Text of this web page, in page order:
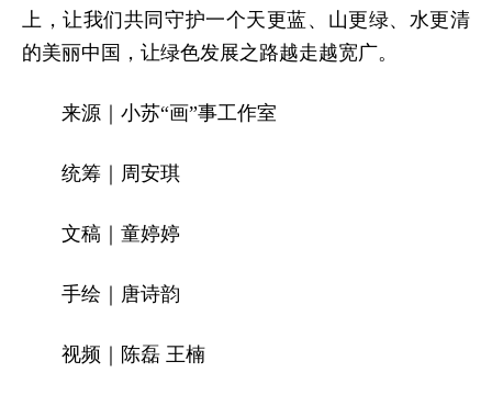
上，让我们共同守护一个天更蓝、山更绿、水更清
的美丽中国，让绿色发展之路越走越宽广。
来源｜小苏“画”事工作室
统筹｜周安琪
文稿｜童婷婷
手绘｜唐诗韵
视频 ｜陈磊 王楠